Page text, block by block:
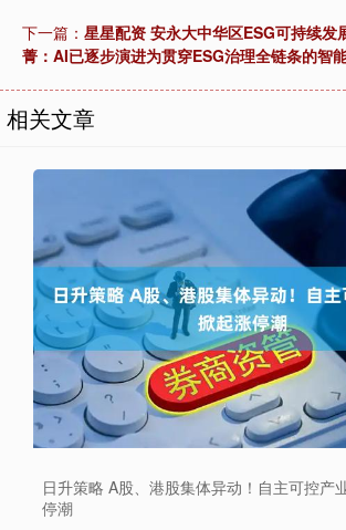
下一篇： 星星配资 安永大中华区ESG可持续发
菁：AI已逐步演进为贯穿ESG治理全链条的智
相关文章
日升策略 A股、港股集体异动！自主可控产
停潮